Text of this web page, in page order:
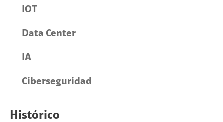
IOT
Data Center
IA
Ciberseguridad
Histórico